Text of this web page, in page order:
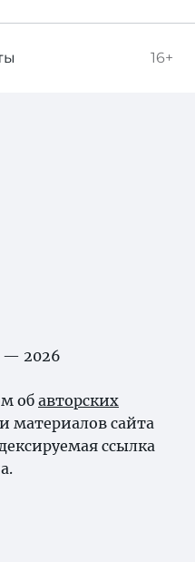
16+
— 2026
об авторских
материалов сайта
ссылка